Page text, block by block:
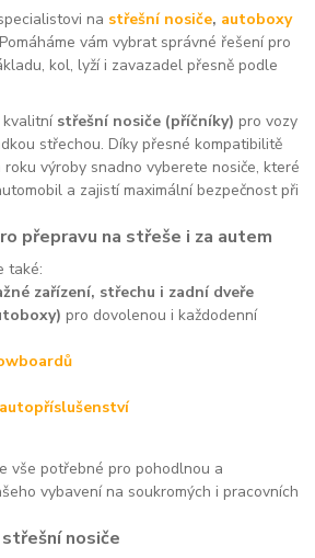
na střešní nosiče, autoboxy
vám vybrat správné řešení pro
kol, lyží i zavazadel přesně podle
kvalitní střešní nosiče (příčníky) pro vozy
střechou. Díky přesné kompatibilitě
roku výroby snadno vyberete nosiče, které
a zajistí maximální bezpečnost při
přepravu na střeše i za autem
také:
zařízení, střechu i zadní dveře
pro dovolenou i každodenní
vše potřebné pro pohodlnou a
vybavení na soukromých i pracovních
nosiče